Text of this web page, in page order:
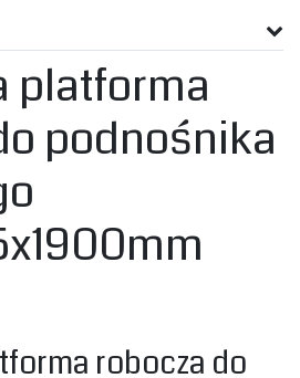
platforma
podnośnika
robocza do